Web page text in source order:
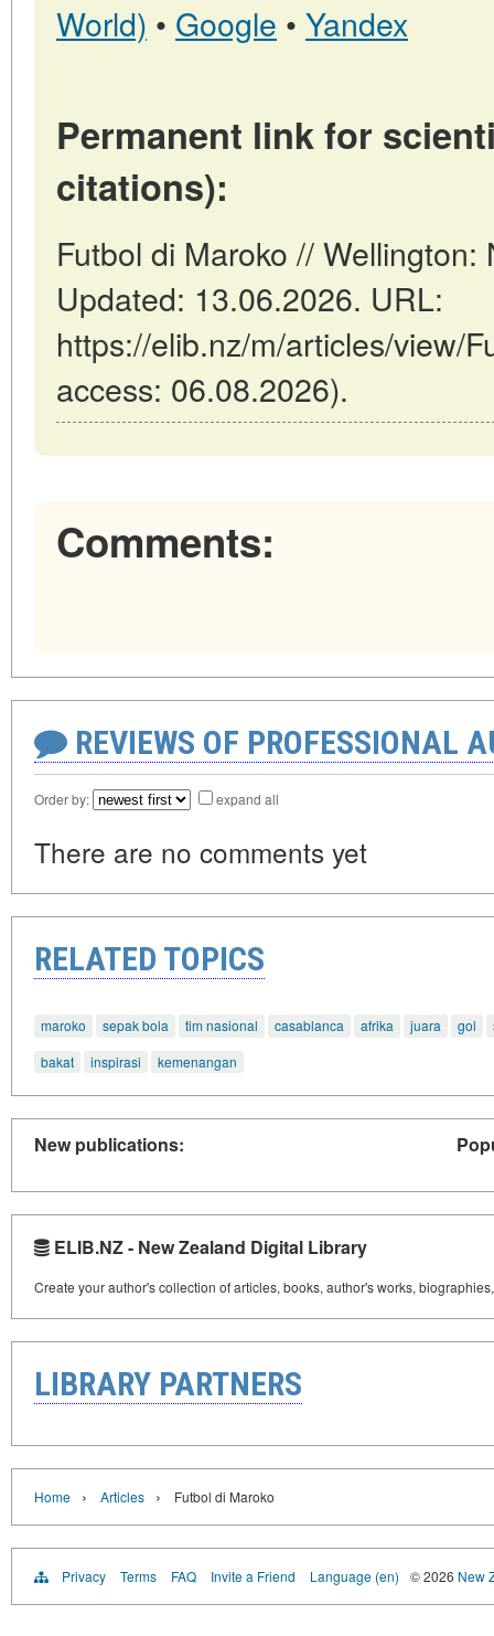
World) • Google • Yandex
Permanent link for
citations):
Futbol di Maroko //
Updated: 13.06.2026. URL:
https://elib.nz/m/articles/view/
access: 06.08.2026).
Comments:
REVIEWS OF PROFESSIONAL
Order by: expand all
There are no comments yet
RELATED TOPICS
maroko sepak bola tim nasional casablanca afrika juara gol
bakat
inspirasi kemenangan
New publications:
ELIB.NZ - New Zealand Digital Library
Create your author's collection of articles, books, author's works,
LIBRARY PARTNERS
Home › Articles › Futbol di Maroko
Privacy Terms FAQ Invite a Friend Language (en) © 2026 New